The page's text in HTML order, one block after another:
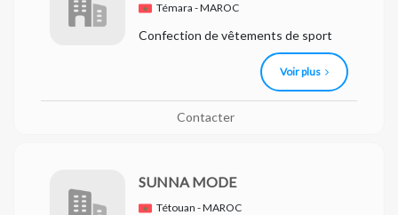
Témara - MAROC
Confection de vêtements de sport
Voir plus
Contacter
SUNNA MODE
Tétouan - MAROC